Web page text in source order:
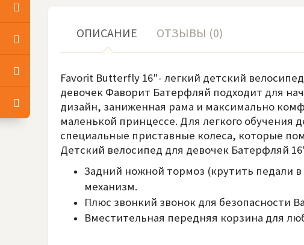
ОПИСАНИЕ ОТЗЫВЫ (0)
Favorit Butterfly 16"- легкий детский
девочек Фаворит Батерфляй подходит для
дизайн, заниженная рама и максимально
маленькой принцессе. Для легкого обучения
специальные приставные колеса, которые
Детский велосипед для девочек Батерфляй
Задний ножной тормоз (крутить педали
механизм.
Плюс звонкий звонок для безопасности
Вместительная передняя корзина для